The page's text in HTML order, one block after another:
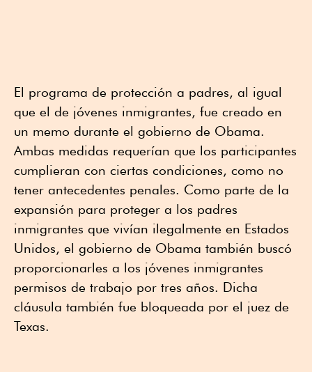
El programa de protección a padres, al igual
que el de jóvenes inmigrantes, fue creado en
un memo durante el gobierno de Obama.
Ambas medidas requerían que los participantes
cumplieran con ciertas condiciones, como no
tener antecedentes penales. Como parte de la
expansión para proteger a los padres
inmigrantes que vivían ilegalmente en Estados
Unidos, el gobierno de Obama también buscó
proporcionarles a los jóvenes inmigrantes
permisos de trabajo por tres años. Dicha
cláusula también fue bloqueada por el juez de
Texas.